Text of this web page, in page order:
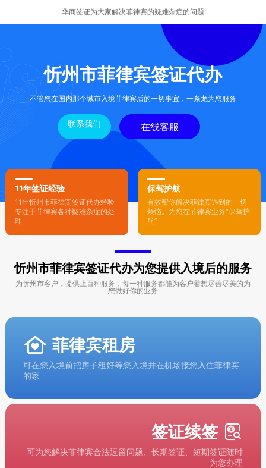
华商签证为大家解决菲律宾的疑难杂症的问题
忻州市菲律宾签证代办
不管您在国内那个城市入境菲律宾后的一切事宜，一条龙为您服务
联系我们 在线客服
11年签证经验
11年忻州市菲律宾签证代办经验
专注于菲律宾各种疑难杂症的处
理
保驾护航
有效帮你解决菲律宾遇到的一切
烦恼。为您在菲律宾业务“保驾护
航”
忻州市菲律宾签证代办为您提供入境后的服务
为忻州市客户，提供上百种服务，每一种服务都能为客户着想尽善尽美的为
您做好你的业务
菲律宾租房
可在您入境前把房子租好等您入境并在机场接您入住菲律宾
的家
签证续签
可为您解决菲律宾合法逗留问题、长期签证、短期签证随时
为您办理